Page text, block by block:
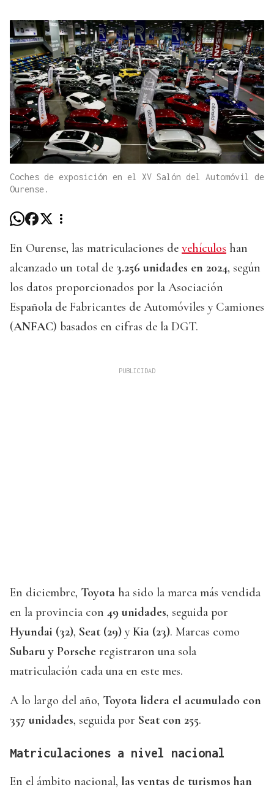
Coches de exposición en el XV Salón del Automóvil de
Ourense.
En Ourense, las matriculaciones de vehículos han
alcanzado un total de 3.256 unidades en 2024, según
los datos proporcionados por la Asociación
Española de Fabricantes de Automóviles y Camiones
(ANFAC) basados en cifras de la DGT.
En diciembre, Toyota ha sido la marca más vendida
en la provincia con 49 unidades, seguida por
Hyundai (32), Seat (29) yKia (23). Marcas como
Subaru y Porsche registraron una sola
matriculación cada una en este mes.
A lo largo del año, Toyota lidera el acumulado con
357 unidades, seguida por Seat con 255.
Matriculaciones a nivel nacional
En el ámbito nacional, las ventas de turismos han